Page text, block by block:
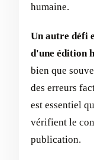
humaine.
Un autre défi
d'une édition
bien que
des erreurs
est essentiel
vérifient le
publication.